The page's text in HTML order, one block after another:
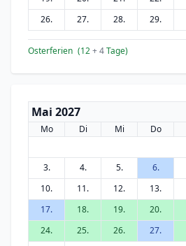
26.
27. 28. 29.
Osterferien (12+ 4Tage)
Mai 2027
Mo Di Mi Do
3.
4. 5. 6.
10.
11. 12. 13.
17.
18. 19. 20.
24.
25. 26. 27.